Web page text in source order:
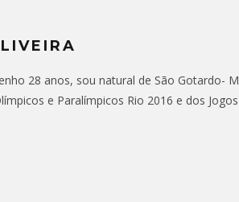
28 anos, sou natural de São Gotardo-
e Paralímpicos Rio 2016 e dos